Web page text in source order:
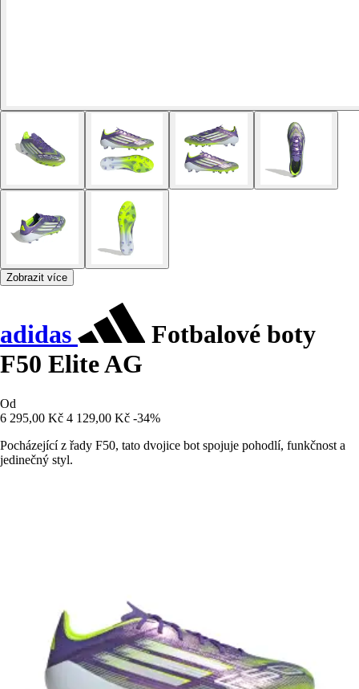
Zobrazit více
adidas
Fotbalové boty
F50 Elite AG
Od
6 295,00 Kč 4 129,00 Kč -34%
Pocházející z řady F50, tato dvojice bot spojuje pohodlí, funkčnost a
jedinečný styl.